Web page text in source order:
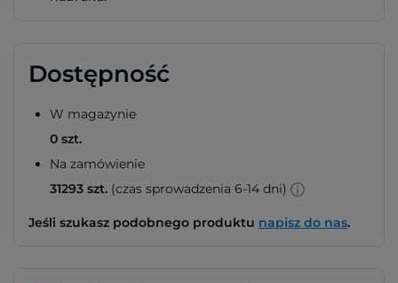
Dostępność
W magazynie
0 szt.
Na zamówienie
31293 szt. (czas sprowadzenia 6-14 dni)
Jeśli szukasz podobnego produktu napisz do nas.